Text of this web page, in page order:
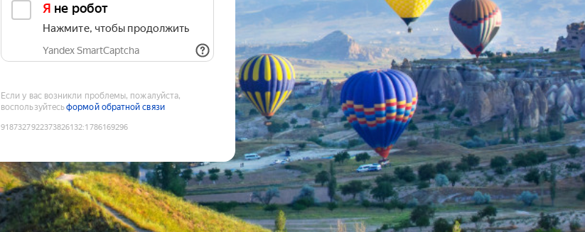
Я не робот
Нажмите, чтобы продолжить
Yandex SmartCaptcha
Если у вас возникли проблемы, пожалуйста,
воспользуйтесьформой обратной связи
9187327922373826132:1786169296